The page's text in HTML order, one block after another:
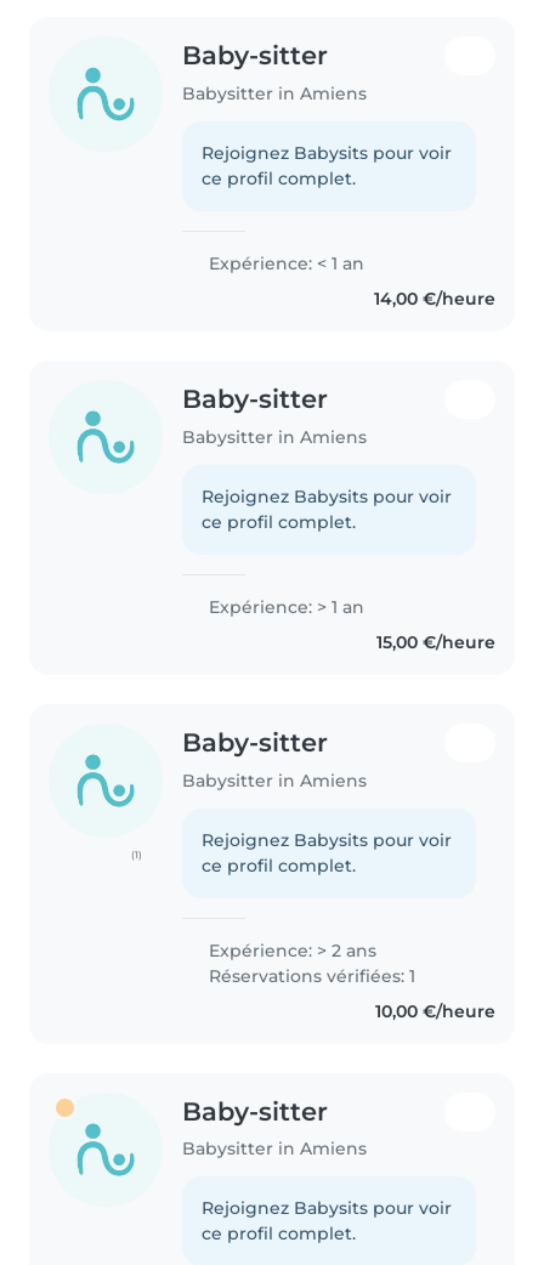
Baby-sitter
Babysitter in Amiens
Rejoignez Babysits pour voir
ce profil complet.
Expérience: < 1 an
14,00 €/heure
Baby-sitter
Babysitter in Amiens
Rejoignez Babysits pour voir
ce profil complet.
Expérience: > 1 an
15,00 €/heure
(1)
Baby-sitter
Babysitter in Amiens
Rejoignez Babysits pour voir
ce profil complet.
Expérience: > 2 ans
Réservations vérifiées: 1
10,00 €/heure
Baby-sitter
Babysitter in Amiens
Rejoignez Babysits pour voir
ce profil complet.